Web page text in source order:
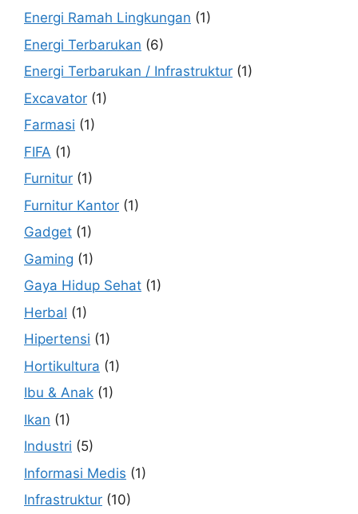
Energi Ramah Lingkungan (1)
Energi Terbarukan (6)
Energi Terbarukan / Infrastruktur (1)
Excavator (1)
Farmasi (1)
FIFA (1)
Furnitur (1)
Furnitur Kantor (1)
Gadget (1)
Gaming (1)
Gaya Hidup Sehat (1)
Herbal (1)
Hipertensi (1)
Hortikultura (1)
Ibu & Anak (1)
Ikan (1)
Industri (5)
Informasi Medis (1)
Infrastruktur (10)